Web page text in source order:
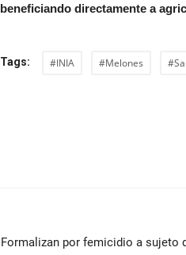
beneficiando directamente a
Tags: #INIA #Melones
Formalizan por femicidio a sujeto